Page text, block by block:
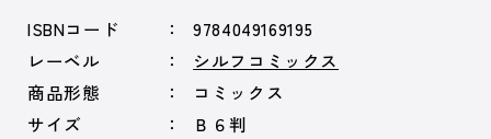
ISBNコード
9784049169195
レーベル
シルフコミックス
商品形態
コミックス
サイズ
Ｂ６判